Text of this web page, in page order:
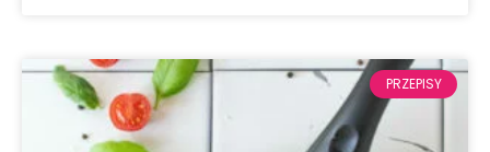
PRZEPISY